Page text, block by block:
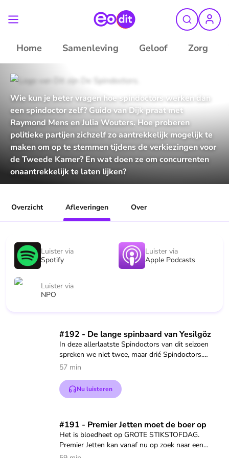
Home Samenleving Geloof Zorg
Wie kun je beter vragen hoe spindoctors werken dan
een spindoctor zelf? Guido van Dijk praat met
Raymond Mens en Julia Wouters. Hoe proberen
politieke partijen zichzelf zo aantrekkelijk mogelijk te
maken om op te stemmen tijdens de verkiezingen voor
de Tweede Kamer? En wat doen ze om concurrenten
onaantrekkelijk te laten lijken?
Overzicht Afleveringen Over
Luister via
Spotify
Luister via
Apple Podcasts
Luister via
NPO
#192 - De lange spinbaard van Yesilgöz
In deze allerlaatste Spindoctors van dit seizoen
spreken we niet twee, maar drié Spindoctors.
Daarin bespreken we de allerbeste spins van het
naar voren: wil het kabinet nou over links? Of
over rechts? Of weten ze het eigenlijk niet?
je dan aan voor de Spindoctors-nieuwsbrief via
eo.nl/spindoctors (https://eo.nl/spindoctors)
57 min
Nu luisteren
Speel "#192 - De lange spinbaard van Yesilgöz" af
#191 - Premier Jetten moet de boer op
Het is bloedheet op GROTE STIKSTOFDAG.
Premier Jetten kan vanaf nu op zoek naar een
meerderheid om zijn stikstofplannen erdoor te
Speel "#191 - Premier Jetten moet de boer op" af